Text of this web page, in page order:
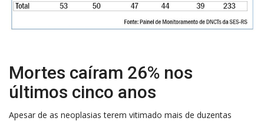
Mortes caíram 26% nos
últimos cinco anos
Apesar de as neoplasias terem vitimado mais de duzentas